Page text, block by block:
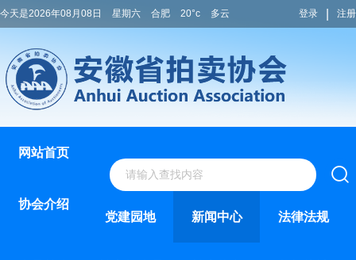
今天是2026年08月08日 星期六 合肥 20°c 多云 登录 注册
网站首页
协会介绍
党建园地
新闻中心 法律法规